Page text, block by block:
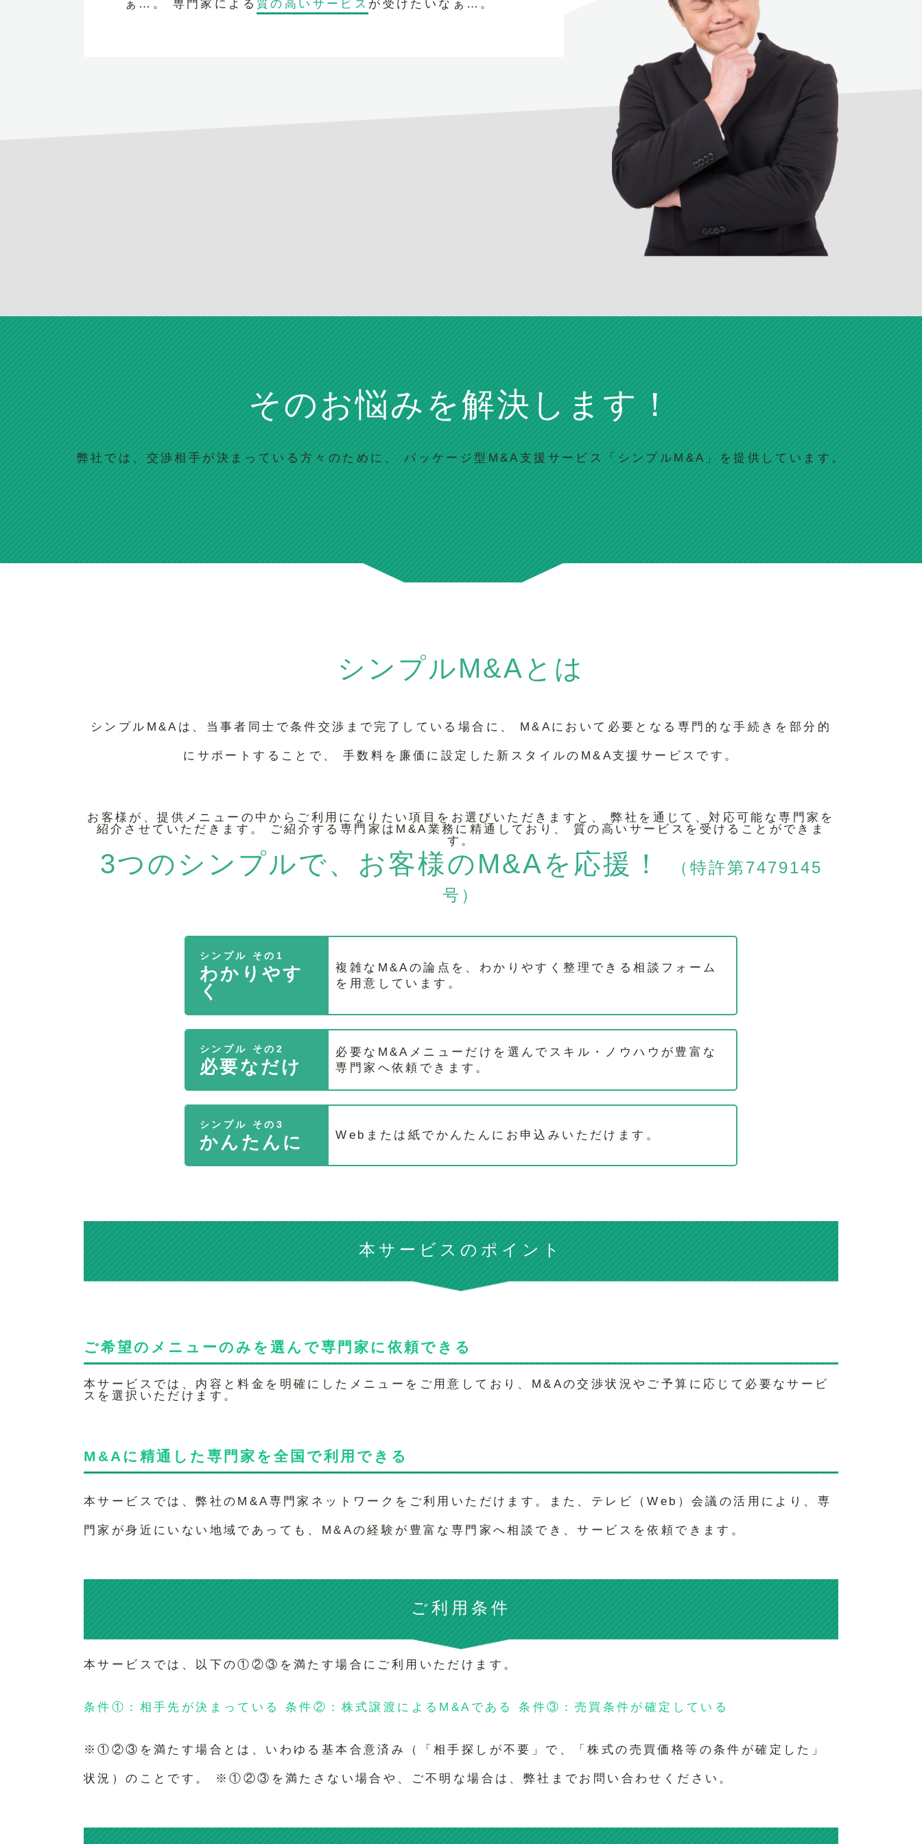
ぁ…。 専門家による 質の高いサービス が受けたいなぁ…。
そのお悩みを解決します！
弊社では、交渉相手が決まっている方々のために、 パッケージ型M&A支援サービス「シンプルM&A」を提供しています。
シンプルM&Aとは
シンプルM&Aは、当事者同士で条件交渉まで完了している場合に、 M&Aにおいて必要となる専門的な手続きを部分的
にサポートすることで、 手数料を廉価に設定した新スタイルのM&A支援サービスです。
お客様が、提供メニューの中からご利用になりたい項目をお選びいただきますと、 弊社を通じて、対応可能な専門家を
紹介させていただきます。 ご紹介する専門家はM&A業務に精通しており、 質の高いサービスを受けることができま
す。
3つのシンプルで、 お客様のM&Aを応援！
（特許第7479145
号）
シンプル その1
わかりやす
く
複雑なM&Aの論点を、わかりやすく整理できる相談フォーム
を用意しています。
シンプル その2
必要なだけ
必要なM&Aメニューだけを選んでスキル・ノウハウが豊富な
専門家へ依頼できます。
シンプル その3
かんたんに Webまたは紙でかんたんにお申込みいただけます。
本サービスのポイント
ご希望のメニューのみを選んで専門家に依頼できる
本サービスでは、内容と料金を明確にしたメニューをご用意しており、M&Aの交渉状況やご予算に応じて必要なサービ
スを選択いただけます。
M&Aに精通した専門家を全国で利用できる
本サービスでは、弊社のM&A専門家ネットワークをご利用いただけます。また、テレビ（Web）会議の活用により、専
門家が身近にいない地域であっても、M&Aの経験が豊富な専門家へ相談でき、サービスを依頼できます。
ご利用条件
本サービスでは、以下の①②③を満たす場合にご利用いただけます。
条件①：相手先が決まっている 条件②：株式譲渡によるM&Aである 条件③：売買条件が確定している
※①②③を満たす場合とは、いわゆる基本合意済み（「相手探しが不要」で、「株式の売買価格等の条件が確定した」
状況）のことです。 ※①②③を満たさない場合や、ご不明な場合は、弊社までお問い合わせください。